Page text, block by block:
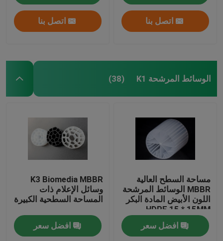
اتصل بنا اتصل بنا
الوسائط المرشحة K1 (38)
مساحة السطح العالية
MBBR الوسائط المرشحة
اللون الأبيض المادة البكر
HDPE 15 * 15MM
افضل سعر
K3 Biomedia MBBR
وسائل الإعلام ذات
المساحة السطحية الكبيرة
افضل سعر